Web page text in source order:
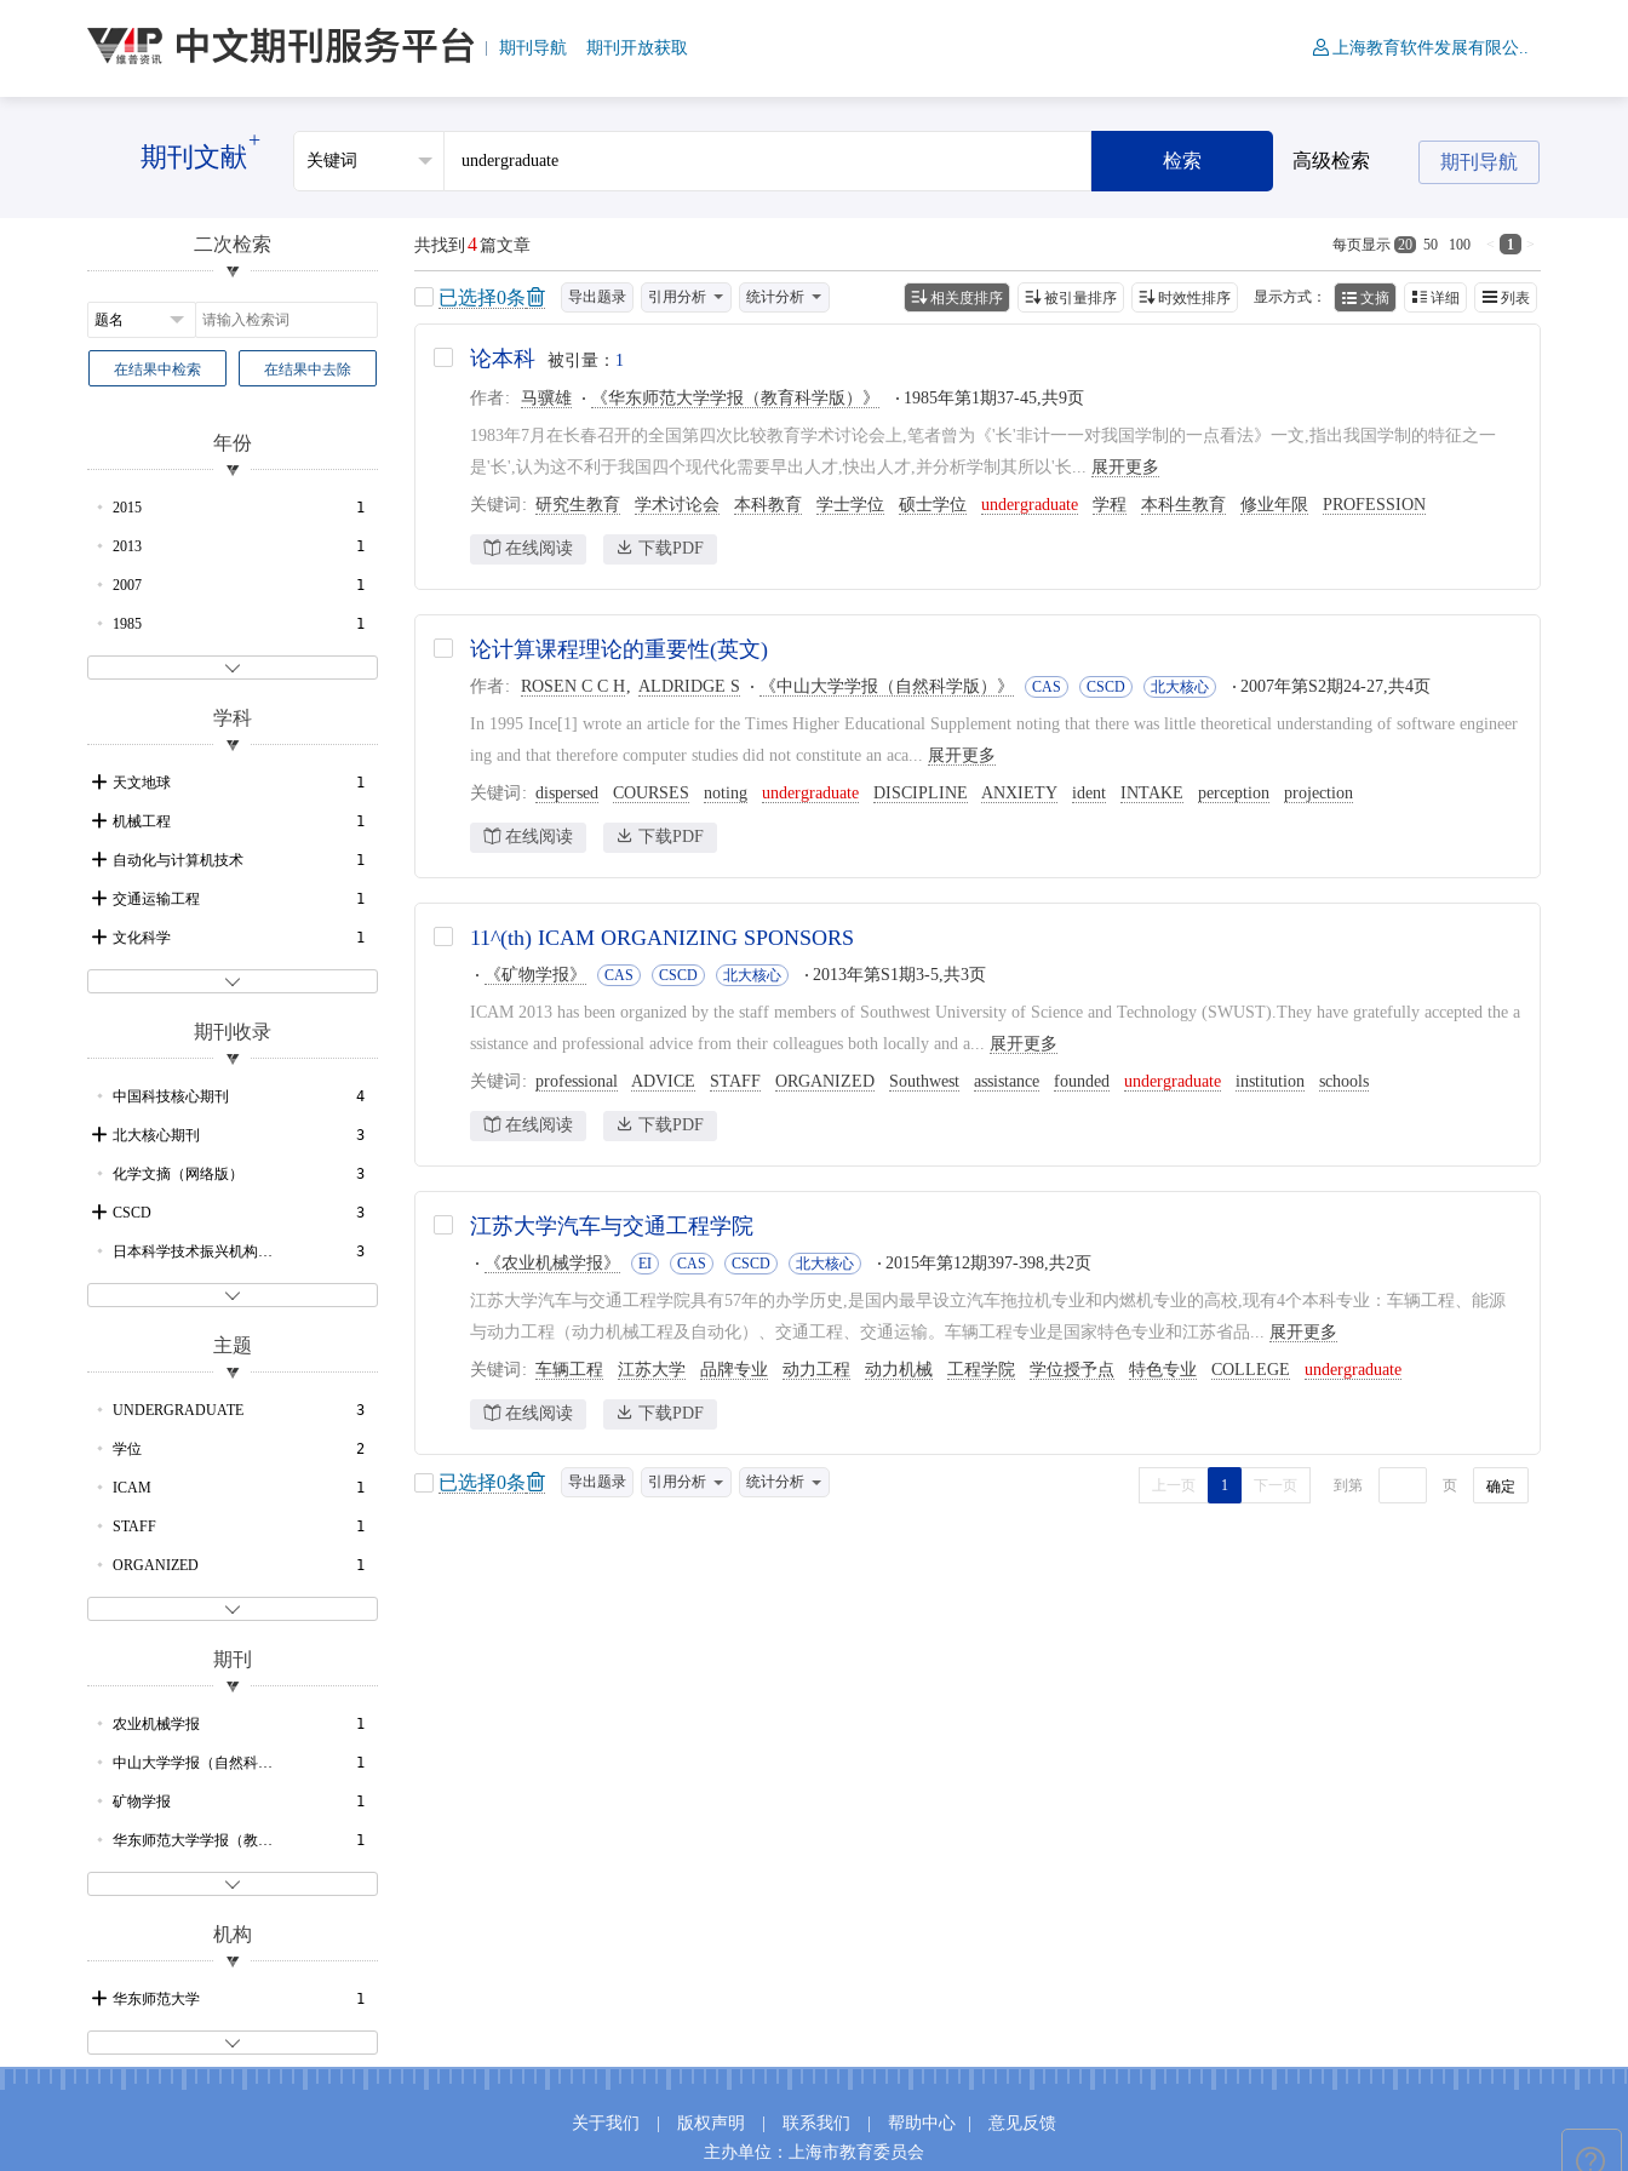
期刊导航 期刊开放获取 上海教育软件发展有限公..
期刊文献
+
检索 高级检索 期刊导航
二次检索
在结果中检索 在结果中去除
年份

2015 1
2013 1
2007 1
1985 1
学科

天文地球 1
机械工程 1
自动化与计算机技术 1
交通运输工程 1
文化科学 1
期刊收录

中国科技核心期刊 4
北大核心期刊 3
化学文摘（网络版） 3
CSCD 3
日本科学技术振兴机构数据库 3
武大RCCSE核心期刊
剑桥科学文摘 2
CSA-ProQuest数据库 2
哥白尼索引 2
Scopus数据库 2
文摘杂志 1
工程索引 1
主题

UNDERGRADUATE 3
学位 2
ICAM 1
STAFF 1
ORGANIZED 1
COURSES 1
SPONSORS 1
COLLEGE 1
INTAKE 1
动力工程 1
动力机 1
课程 1
课程理论 1
修业 1
期刊

农业机械学报 1
中山大学学报（自然科学版） 1
矿物学报 1
华东师范大学学报（教育科学版） 1
机构

华东师范大学 1
共找到 4篇文章 < 1 >
每页显示 20 50 100
已选择0条 导出题录 引用分析 统计分析 显示方式： 文摘 详细 列表
相关度排序 被引量排序 时效性排序
论本科 被引量： 1
作者 马骥雄 《华东师范大学学报（教育科学版）》 1985年第1期37-45,共9页
1983年7月在长春召开的全国第四次比较教育学术讨论会上,笔者曾为《'长'非计一一对我国学制的一点看法》一文,指出我国学制的特征之一
是'长',认为这不利于我国四个现代化需要早出人才,快出人才,并分析学制其所以'长... 展开更多
关键词 研究生教育 学术讨论会 本科教育 学士学位 硕士学位 undergraduate 学程 本科生教育 修业年限 PROFESSION
在线阅读 下载PDF
论计算课程理论的重要性(英文)
作者 ROSEN C C H ALDRIDGE S 《中山大学学报（自然科学版）》 CAS CSCD 北大核心 2007年第S2期24-27,共4页
In 1995 Ince[1] wrote an article for the Times Higher Educational Supplement noting that there was little theoretical understanding of software engineer
ing and that therefore computer studies did not constitute an aca... 展开更多
关键词 dispersed COURSES noting undergraduate DISCIPLINE ANXIETY ident INTAKE perception projection
在线阅读 下载PDF
11^(th) ICAM ORGANIZING SPONSORS
《矿物学报》 CAS CSCD 北大核心 2013年第S1期3-5,共3页
ICAM 2013 has been organized by the staff members of Southwest University of Science and Technology (SWUST).They have gratefully accepted the a
ssistance and professional advice from their colleagues both locally and a... 展开更多
关键词 professional ADVICE STAFF ORGANIZED Southwest assistance founded undergraduate institution schools
在线阅读 下载PDF
江苏大学汽车与交通工程学院
《农业机械学报》 EI CAS CSCD 北大核心 2015年第12期397-398,共2页
江苏大学汽车与交通工程学院具有57年的办学历史,是国内最早设立汽车拖拉机专业和内燃机专业的高校,现有4个本科专业：车辆工程、能源
与动力工程（动力机械工程及自动化）、交通工程、交通运输。车辆工程专业是国家特色专业和江苏省品... 展开更多
关键词 车辆工程 江苏大学 品牌专业 动力工程 动力机械 工程学院 学位授予点 特色专业 COLLEGE undergraduate
在线阅读 下载PDF
已选择0条 导出题录 引用分析 统计分析 上一页 1 下一页 到第 页 确定
关于我们 版权声明 联系我们 帮助中心
意见反馈
主办单位：上海市教育委员会